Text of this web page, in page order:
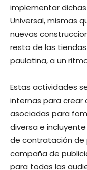
implementar
Universal, mismas
nuevas
resto de las
paulatina, a un
Estas actividades
internas para crear
asociadas para
diversa e
de contratación de
campaña de
para todas las